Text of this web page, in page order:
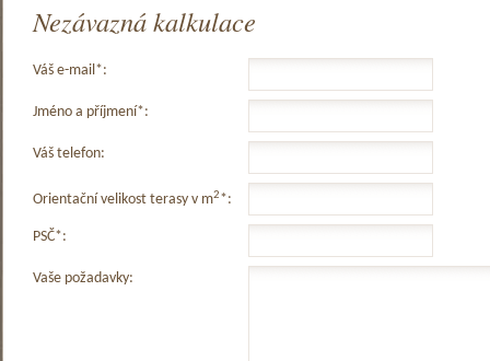
Nezávazná kalkulace
Váš e-mail*:
Jméno a příjmení*:
Váš telefon:
Orientační velikost terasy v m2*:
PSČ*:
Vaše požadavky: